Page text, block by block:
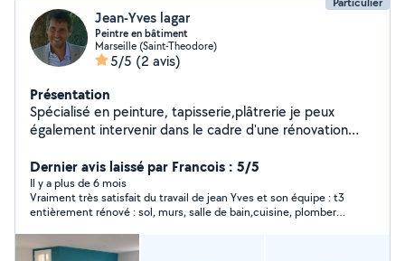
Jean-Yves lagar
Peintre en bâtiment
Marseille (Saint-Theodore)
5/5 (2 avis)
Présentation
Spécialisé en peinture, tapisserie,plâtrerie je peux
également intervenir dans le cadre d'une rénovation
Dernier avis laissé par Francois : 5/5
Il y a plus de 6 mois
Vraiment très satisfait du travail de jean Yves et son équipe : t3
entièrement rénové : sol, murs, salle de bain,cuisine, plomberie